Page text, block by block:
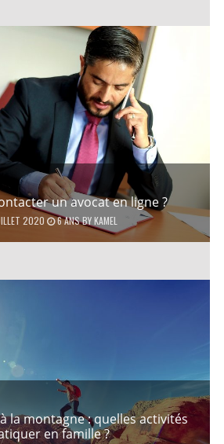
un avocat en ligne ?
2020 6 ANSBYKAMEL
la montagne : quelles activités
en famille ?